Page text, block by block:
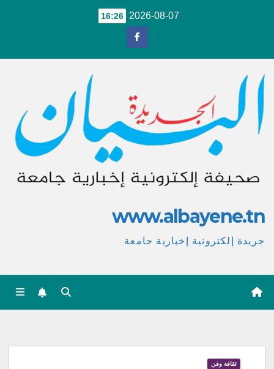
2026-08-07
16:26
www.albayene.tn
جريدة إلكترونية إخبارية جامعة
ثقافة وفن